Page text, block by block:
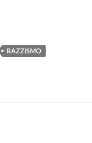
RAZZISMO